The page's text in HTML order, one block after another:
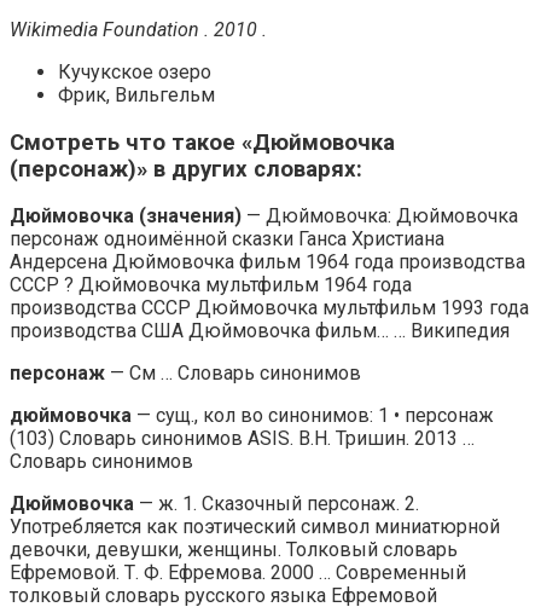
Wikimedia Foundation . 2010 .
Кучукское озеро
Фрик, Вильгельм
Смотреть что такое «Дюймовочка
(персонаж)» в других словарях:
Дюймовочка (значения) — Дюймовочка: Дюймовочка
персонаж одноимённой сказки Ганса Христиана
Андерсена Дюймовочка фильм 1964 года производства
СССР ? Дюймовочка мультфильм 1964 года
производства СССР Дюймовочка мультфильм 1993 года
производства США Дюймовочка фильм… … Википедия
персонаж — См … Словарь синонимов
дюймовочка — сущ., кол во синонимов: 1 • персонаж
(103) Словарь синонимов ASIS. В.Н. Тришин. 2013 …
Словарь синонимов
Дюймовочка — ж. 1. Сказочный персонаж. 2.
Употребляется как поэтический символ миниатюрной
девочки, девушки, женщины. Толковый словарь
Ефремовой. Т. Ф. Ефремова. 2000 … Современный
толковый словарь русского языка Ефремовой